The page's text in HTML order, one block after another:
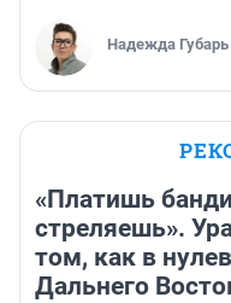
Надежда Губарь
«Платишь
стреляешь».
том, как в
Дальнего